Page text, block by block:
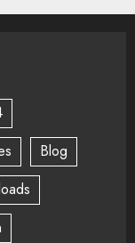
Blog